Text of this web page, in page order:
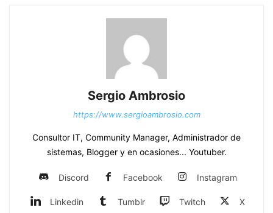
Sergio Ambrosio
https://www.sergioambrosio.com
Consultor IT, Community Manager, Administrador de
sistemas, Blogger y en ocasiones... Youtuber.
Discord Facebook Instagram
Linkedin Tumblr Twitch X